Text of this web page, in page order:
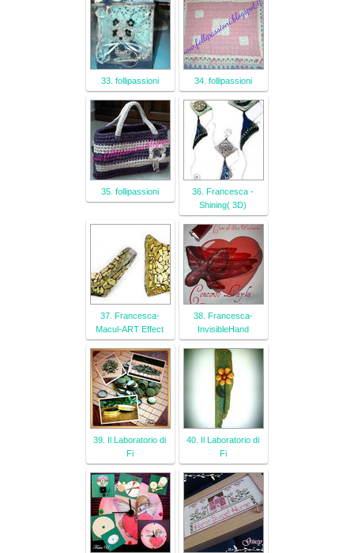
33. follipassioni 34. follipassioni
35. follipassioni
36. Francesca -
Shining( 3D)
37. Francesca-
Macul-ART Effect
38. Francesca-
InvisibleHand
39. Il Laboratorio di
Fi
40. Il Laboratorio di
Fi